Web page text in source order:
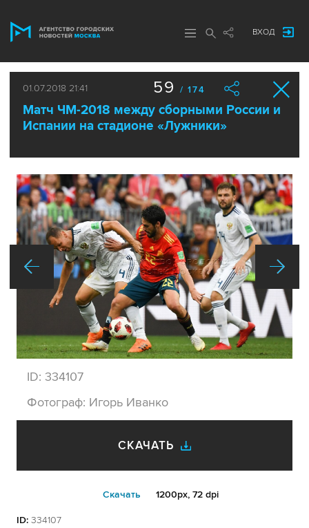
ВХОД
01.07.2018 21:41
Матч ЧМ-2018 между сборными России и
Испании на стадионе «Лужники»
59 / 174
ID: 334107
Фотограф: Игорь Иванко
СКАЧАТЬ
Cкачать 1200px, 72 dpi
ID: 334107